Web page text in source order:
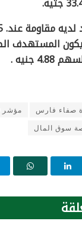
جنيه .
صفاء فارس
مؤشر egx30
سوق المال